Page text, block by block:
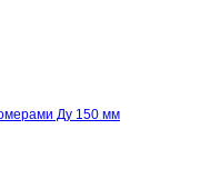
Ду 150 мм